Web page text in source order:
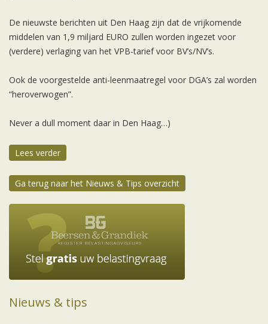
De nieuwste berichten uit Den Haag zijn dat de vrijkomende
middelen van 1,9 miljard EURO zullen worden ingezet voor
(verdere) verlaging van het VPB-tarief voor BV’s/NV’s.
Ook de voorgestelde anti-leenmaatregel voor DGA’s zal worden
“heroverwogen”.
Never a dull moment daar in Den Haag…)
Lees verder
Ga terug naar het Nieuws & Tips overzicht
Nieuws & tips